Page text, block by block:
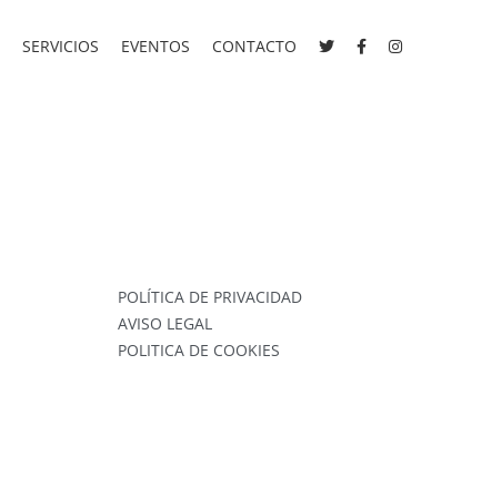
SERVICIOS EVENTOS CONTACTO
POLÍTICA DE PRIVACIDAD
AVISO LEGAL
POLITICA DE COOKIES